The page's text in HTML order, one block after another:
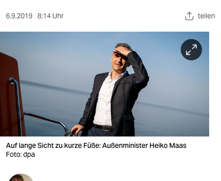
berlin
nord
wahrheit
verlag
verlag
veranstaltungen
6.9.2019 8:14 Uhr teilen
Auf lange Sicht zu kurze Füße: Außenminister Heiko Maas
Foto: dpa